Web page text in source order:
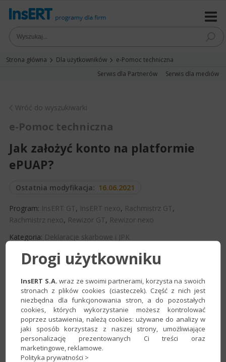
Strona główna Dla użytkowników
e-Pomoc techniczna
Serwis dla Partnerów
Serwis dla mediów
Wróć do wyszukiwarki
e-Pomoc techniczna
Jak założyć konto na platformie
ePUAP?
Ostatnia modyfikacja: 16.06.2021
Program: InsERT GT, InsERT nexo, Rachmistrz GT,
Rachmistrz nexo, Rewizor GT, Rewizor nexo
Kategoria: Deklaracje skarbowe i JPK
Pełna instrukcja, w jaki sposób utworzyć konto na platformie
ePUAP znajduję się tutaj.
Czy artykuł był pomocny? TAK NIE
drukuj
Wróć do wyszukiwarki
Drogi użytkowniku
InsERT S.A. wraz ze swoimi partnerami, korzysta na swoich
stronach z plików cookies (ciasteczek). Część z nich jest
niezbędna dla funkcjonowania stron, a do pozostałych
cookies, których wykorzystanie możesz kontrolować
poprzez ustawienia, należą cookies: używane do analizy w
jaki sposób korzystasz z naszej strony, umożliwiające
personalizację prezentowanych Ci treści oraz
marketingowe, reklamowe.
Polityka prywatności >